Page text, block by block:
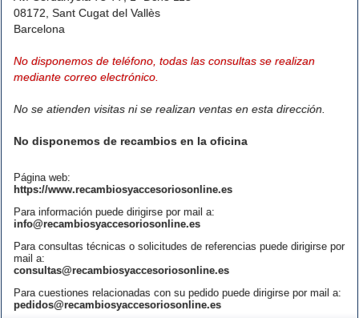
08172, Sant Cugat del Vallès
Barcelona
No disponemos de teléfono, todas las consultas se realizan
mediante correo electrónico.
No se atienden visitas ni se realizan ventas en esta dirección.
No disponemos de recambios en la oficina
Página web:
https://www.recambiosyaccesoriosonline.es
Para información puede dirigirse por mail a:
info@recambiosyaccesoriosonline.es
Para consultas técnicas o solicitudes de referencias puede dirigirse por
mail a:
consultas@recambiosyaccesoriosonline.es
Para cuestiones relacionadas con su pedido puede dirigirse por mail a:
pedidos@recambiosyaccesoriosonline.es